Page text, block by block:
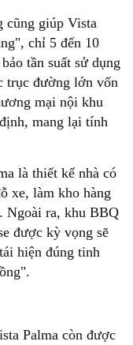
cũng giúp Vista
chỉ 5 đến 10
tần suất sử dụng
trục đường lớn vốn
mại nội khu
mang lại tính
là thiết kế nhà có
xe, làm kho hàng
Ngoài ra, khu BBQ
được kỳ vọng sẽ
hiện đúng tinh
Palma còn được